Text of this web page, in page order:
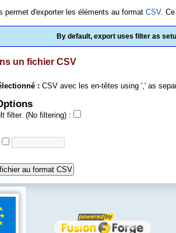
permet d'exporter les éléments au format CSV.
By default, export uses filter as
un fichier CSV
: CSV avec les en-têtes using ',' as
filter. (No filtering) :